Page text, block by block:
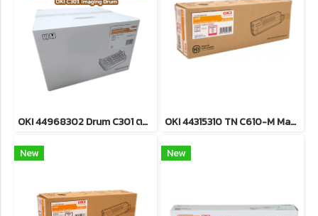
OKI 44968302 Drum C301 ตลับชุดดรัม ของแท้ ประกันศูนย์ OKI 44315310 TN C610-M Magenta ตลับหมึกโทนเนอร์ (สีม่วงแดง) ของแท้ ประกันศูนย์
New New